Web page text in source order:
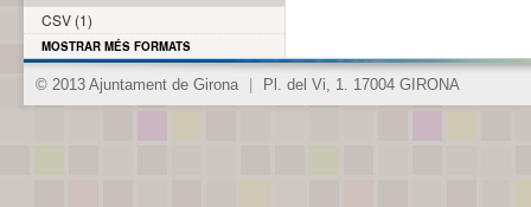
CSV (1)
MOSTRAR MÉS FORMATS
© 2013 Ajuntament de Girona Pl. del Vi, 1. 17004 GIRONA